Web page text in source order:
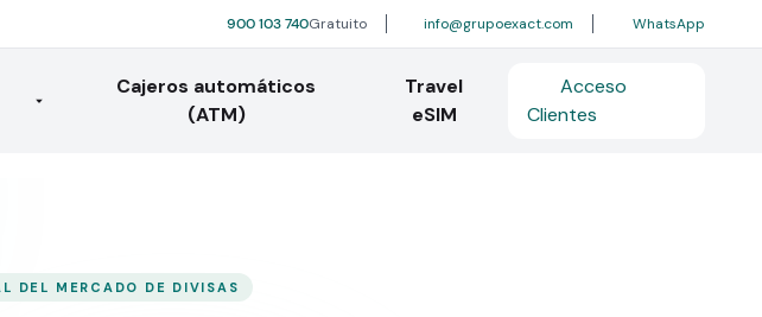
900 103 740Gratuito info@grupoexact.com WhatsApp
Cajeros automáticos
(ATM)
Travel
eSIM
Acceso
Clientes
DEL MERCADO DE DIVISAS